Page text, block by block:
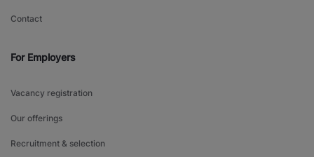
Contact
For Employers
Vacancy registration
Our offerings
Recruitment & selection